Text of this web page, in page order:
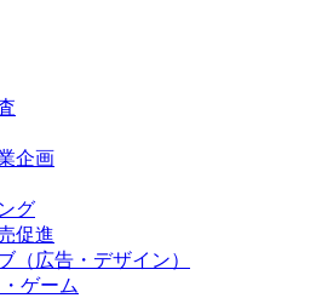
企画
グ
促進
（広告・デザイン）
ゲーム